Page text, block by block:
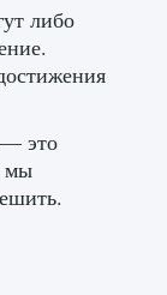
либо
— это
мы